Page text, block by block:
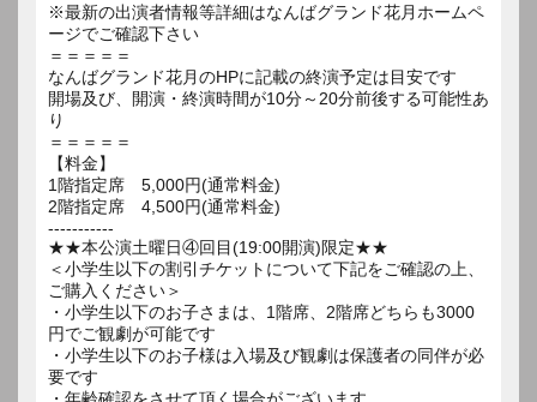
※最新の出演者情報等詳細はなんばグランド花月ホームペ
ージでご確認下さい
＝＝＝＝＝
なんばグランド花月のHPに記載の終演予定は目安です
開場及び、開演・終演時間が10分～20分前後する可能性あ
り
＝＝＝＝＝
【料金】
1階指定席 5,000円(通常料金)
2階指定席 4,500円(通常料金)
-----------
★★本公演土曜日④回目(19:00開演)限定★★
＜小学生以下の割引チケットについて下記をご確認の上、
ご購入ください＞
・小学生以下のお子さまは、1階席、2階席どちらも3000
円でご観劇が可能です
・小学生以下のお子様は入場及び観劇は保護者の同伴が必
要です